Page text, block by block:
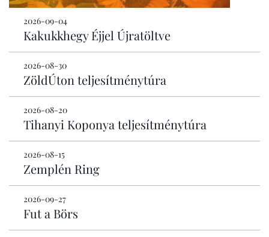
2026-09-04
Kakukkhegy Éjjel Újratöltve
2026-08-30
ZöldÚton teljesítménytúra
2026-08-20
Tihanyi Koponya teljesítménytúra
2026-08-15
Zemplén Ring
2026-09-27
Fut a Börs